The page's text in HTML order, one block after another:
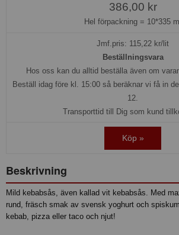
386,00 kr
Hel förpackning = 10*335 ml
Jmf.pris: 115,22 kr/lit
Beställningsvara
Hos oss kan du alltid beställa även om
Beställ idag före kl. 15:00 så beräknar vi få in
12.
Transporttid till Dig som kund
Köp »
Beskrivning
Mild kebabsås, även kallad vit kebabsås. Med
rund, fräsch smak av svensk yoghurt och
kebab, pizza eller taco och njut!